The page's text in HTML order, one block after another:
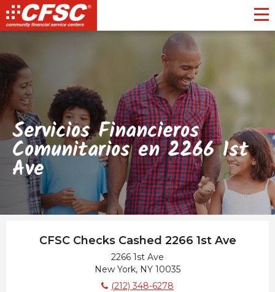
Servicios Financieros
Comunitarios en 2266 1st
Ave
CFSC Checks Cashed 2266 1st Ave
2266 1st Ave
New York, NY 10035
(212) 348-6278